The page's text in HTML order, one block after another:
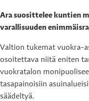
Ara suosittelee kuntien
varallisuuden
Valtion tukemat vuokra-
osoitettava niitä eniten
vuokratalon
tasapainoisiin
säädeltyä.